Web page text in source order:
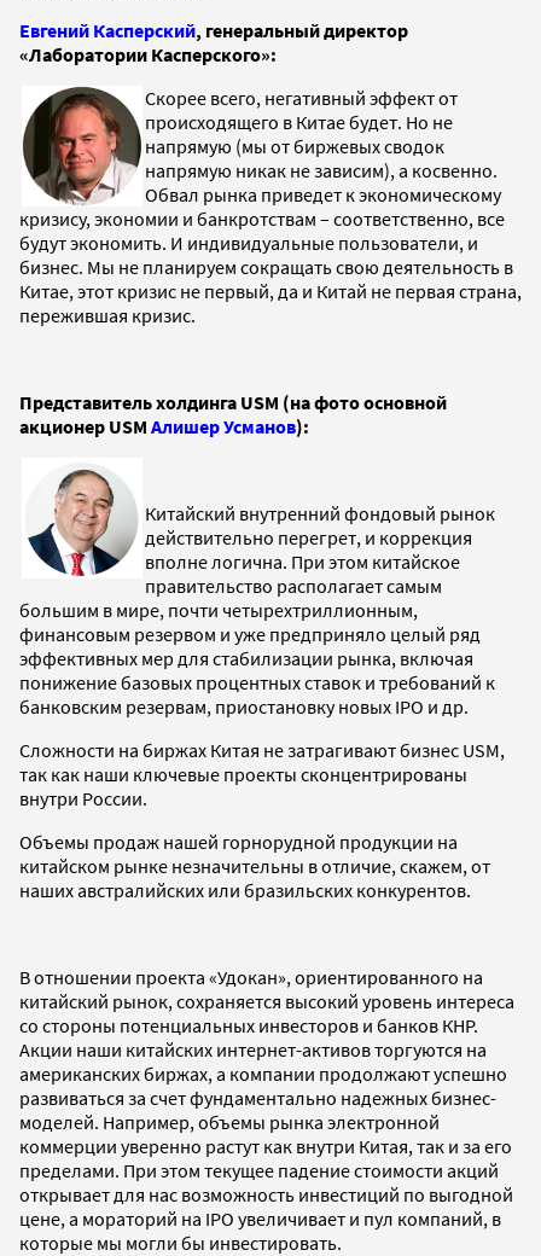
Евгений Касперский, генеральный директор
«Лаборатории Касперского»:
Скорее всего, негативный эффект от
происходящего в Китае будет. Но не
напрямую (мы от биржевых сводок
напрямую никак не зависим), а косвенно.
Обвал рынка приведет к экономическому
кризису, экономии и банкротствам – соответственно, все
будут экономить. И индивидуальные пользователи, и
бизнес. Мы не планируем сокращать свою деятельность в
Китае, этот кризис не первый, да и Китай не первая страна,
пережившая кризис.
Представитель холдинга USM (на фото основной
акционер USM Алишер Усманов):
Китайский внутренний фондовый рынок
действительно перегрет, и коррекция
вполне логична. При этом китайское
правительство располагает самым
большим в мире, почти четырехтриллионным,
финансовым резервом и уже предприняло целый ряд
эффективных мер для стабилизации рынка, включая
понижение базовых процентных ставок и требований к
банковским резервам, приостановку новых IPO и др.
Сложности на биржах Китая не затрагивают бизнес USM,
так как наши ключевые проекты сконцентрированы
внутри России.
Объемы продаж нашей горнорудной продукции на
китайском рынке незначительны в отличие, скажем, от
наших австралийских или бразильских конкурентов.
В отношении проекта «Удокан», ориентированного на
китайский рынок, сохраняется высокий уровень интереса
со стороны потенциальных инвесторов и банков КНР.
Акции наши китайских интернет-активов торгуются на
американских биржах, а компании продолжают успешно
развиваться за счет фундаментально надежных бизнес-
моделей. Например, объемы рынка электронной
коммерции уверенно растут как внутри Китая, так и за его
пределами. При этом текущее падение стоимости акций
открывает для нас возможность инвестиций по выгодной
цене, а мораторий на IPO увеличивает и пул компаний, в
которые мы могли бы инвестировать.